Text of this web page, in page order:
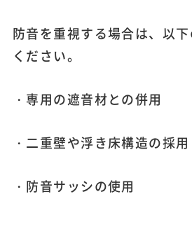
防音を重視する場合は、以
ください。
・専用の遮音材との併用
・二重壁や浮き床構造の採用
・防音サッシの使用